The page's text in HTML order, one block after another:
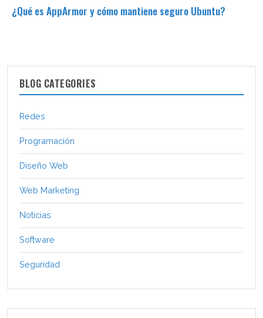
¿Qué es AppArmor y cómo mantiene seguro Ubuntu?
BLOG CATEGORIES
Redes
Programación
Diseño Web
Web Marketing
Noticias
Software
Seguridad